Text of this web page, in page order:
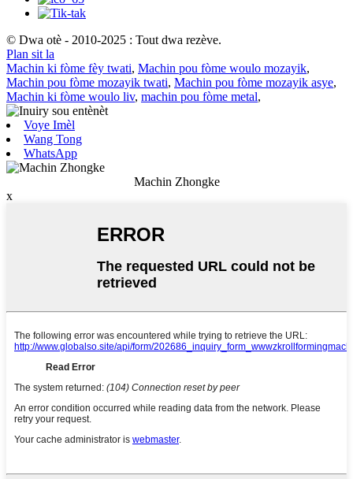
© Dwa otè - 2010-2025 : Tout dwa rezève.
Plan sit la
Machin ki fòme fèy twati, Machin pou fòme woulo mozayik,
Machin pou fòme mozayik twati, Machin pou fòme mozayik asye,
Machin ki fòme woulo liv, machin pou fòme metal,
Voye Imèl
Wang Tong
WhatsApp
Machin Zhongke
x